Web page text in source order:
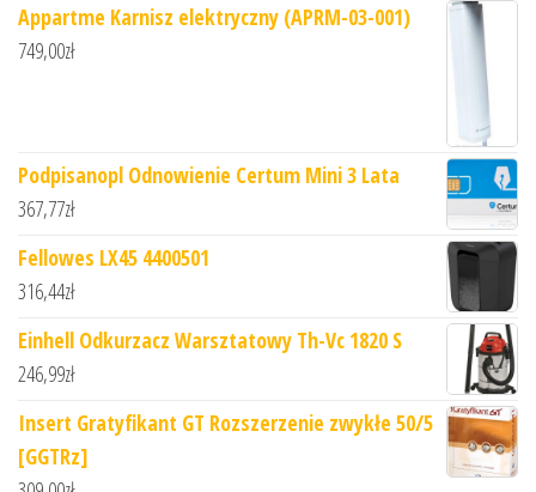
Appartme Karnisz elektryczny (APRM-03-001)
749,00zł
Podpisanopl Odnowienie Certum Mini 3 Lata
367,77zł
Fellowes LX45 4400501
316,44zł
Einhell Odkurzacz Warsztatowy Th-Vc 1820 S
246,99zł
Insert Gratyfikant GT Rozszerzenie zwykłe 50/5
[GGTRz]